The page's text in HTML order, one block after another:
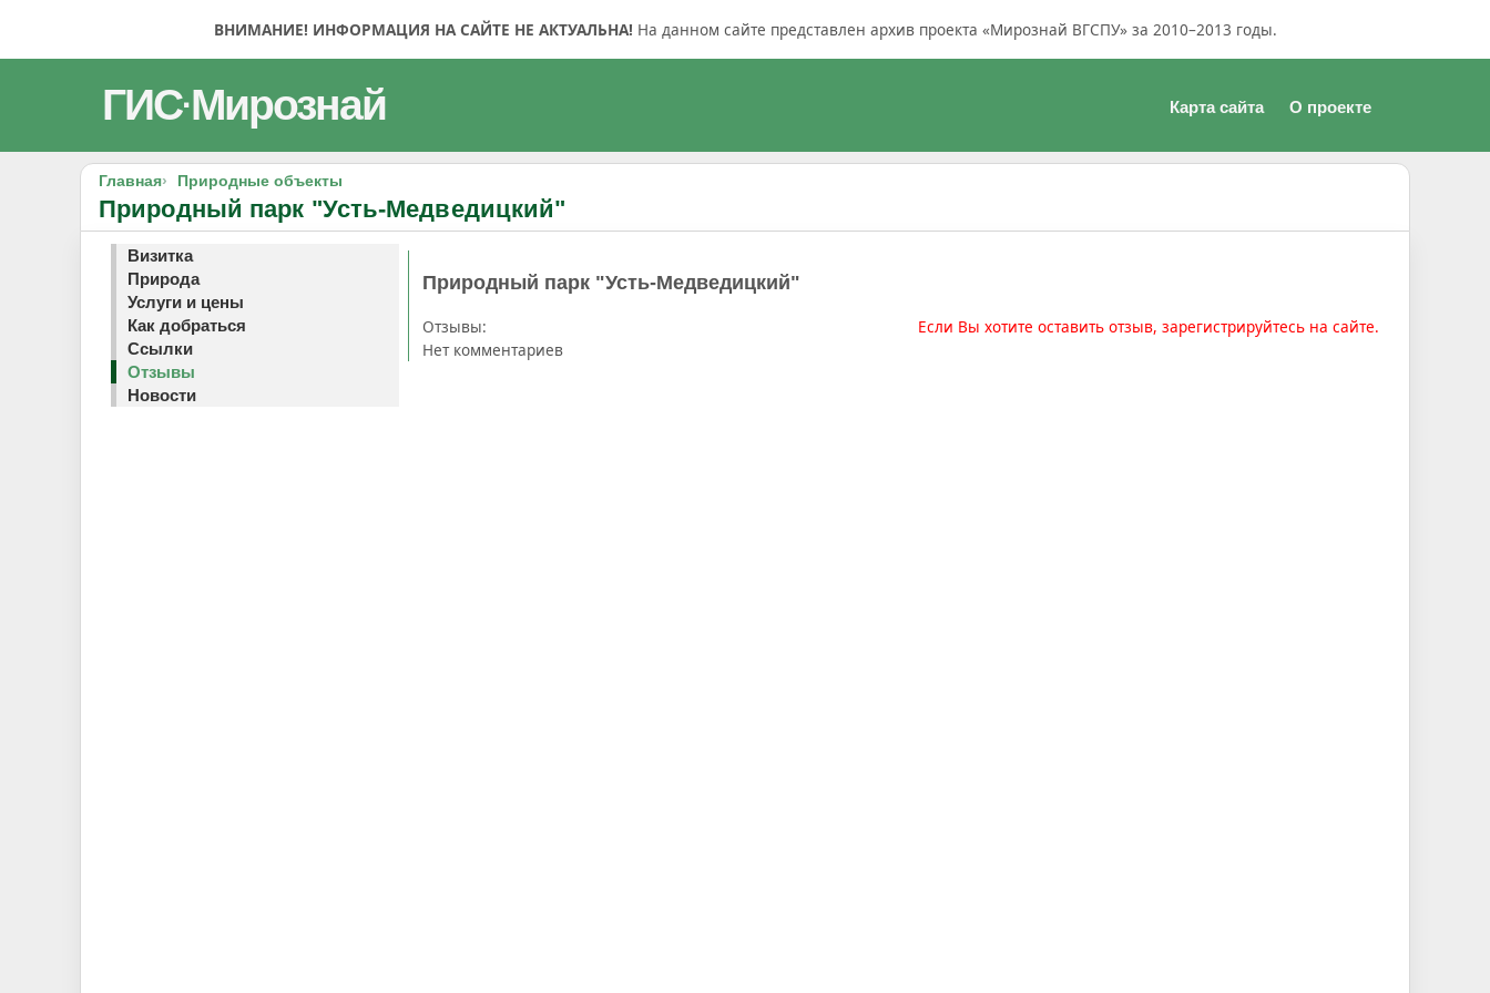
ВНИМАНИЕ! ИНФОРМАЦИЯ НА САЙТЕ НЕ АКТУАЛЬНА! На данном сайте представлен архив проекта «Мирознай ВГСПУ» за 2010–2013 годы.
ГИС·Мирознай Карта сайта О проекте
Главная Природные объекты
Природный парк "Усть-Медведицкий"
Визитка
Природа
Услуги и цены
Как добраться
Ссылки
Отзывы
Новости
Природный парк "Усть-Медведицкий"
Отзывы:
Если Вы хотите оставить отзыв, зарегистрируйтесь на сайте.
Нет комментариев